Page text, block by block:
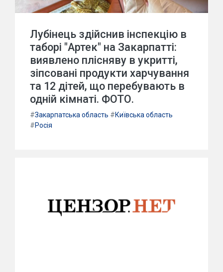
Лубінець здійснив інспекцію в
таборі "Артек" на Закарпатті:
виявлено плісняву в укритті,
зіпсовані продукти харчування
та 12 дітей, що перебувають в
одній кімнаті. ФОТО.
#Закарпатська область #Київська область
#Росія